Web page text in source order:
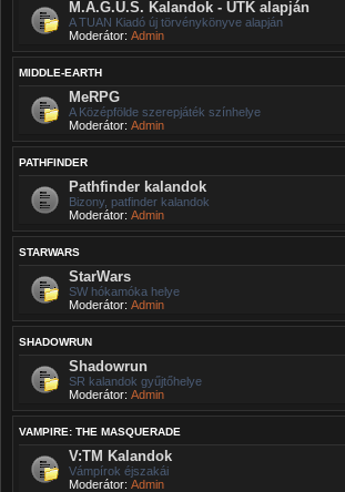
M.A.G.U.S. Kalandok - ÚTK alapján
A TUAN Kiadó új törvénykönyve alapján
Moderátor: Admin
MIDDLE-EARTH
MeRPG
A Középfölde szerepjáték színhelye
Moderátor: Admin
PATHFINDER
Pathfinder kalandok
Bizony, patfinder kalandok
Moderátor: Admin
STARWARS
StarWars
SW hókamóka helye
Moderátor: Admin
SHADOWRUN
Shadowrun
SR kalandok gyűjtőhelye
Moderátor: Admin
VAMPIRE: THE MASQUERADE
V:TM Kalandok
Vámpírok éjszakái
Moderátor: Admin